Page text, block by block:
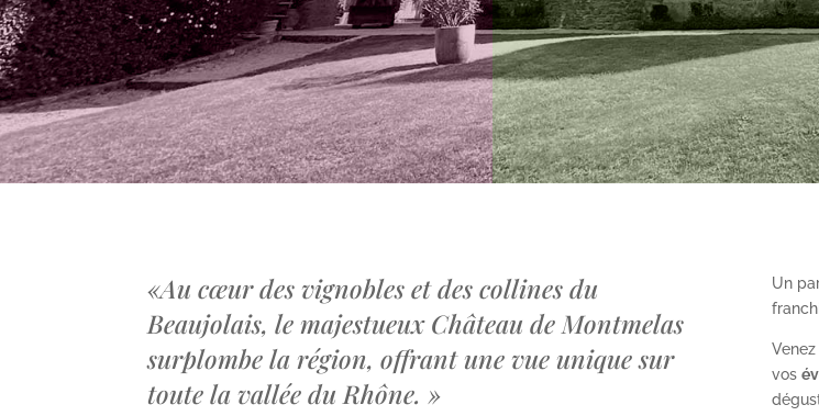
«Au cœur des vignobles et des collines du
Beaujolais, le majestueux Château de Montmelas
surplombe la région, offrant une vue unique sur
toute la vallée du Rhône. »
Un
vos